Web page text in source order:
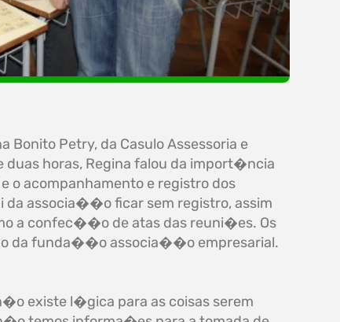
Petry, da Casulo Assessoria e
duas horas, Regina falou da import�ncia
o acompanhamento e registro dos
da associa��o ficar sem registro, assim
a confec��o de atas das reuni�es. Os
da funda��o associa��o empresarial.
existe l�gica para as coisas serem